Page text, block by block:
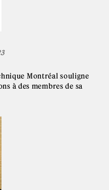
Montréal souligne
à des membres de sa